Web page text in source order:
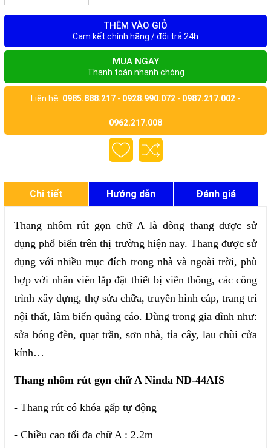
THÊM VÀO GIỎ
Cam kết chính hãng / đổi trả 24h
MUA NGAY
Thanh toán nhanh chóng
Liên hệ: 0985.888.217 - 0928.990.072 - 0987.217.002 -
0962.217.008
Chi tiết Hướng dẫn Đánh giá
Thang nhôm rút gọn chữ A là dòng thang được sử
dụng phổ biến trên thị trường hiện nay. Thang được sử
dụng với nhiều mục đích trong nhà và ngoài trời, phù
hợp với nhân viên lắp đặt thiết bị viễn thông, các công
trình xây dựng, thợ sửa chữa, truyền hình cáp, trang trí
nội thất, làm biển quảng cáo. Dùng trong gia đình như:
sửa bóng đèn, quạt trần, sơn nhà, tỉa cây, lau chùi cửa
kính…
Thang nhôm rút gọn chữ A Ninda ND-44AIS
- Thang rút có khóa gấp tự động
- Chiều cao tối đa chữ A : 2.2m